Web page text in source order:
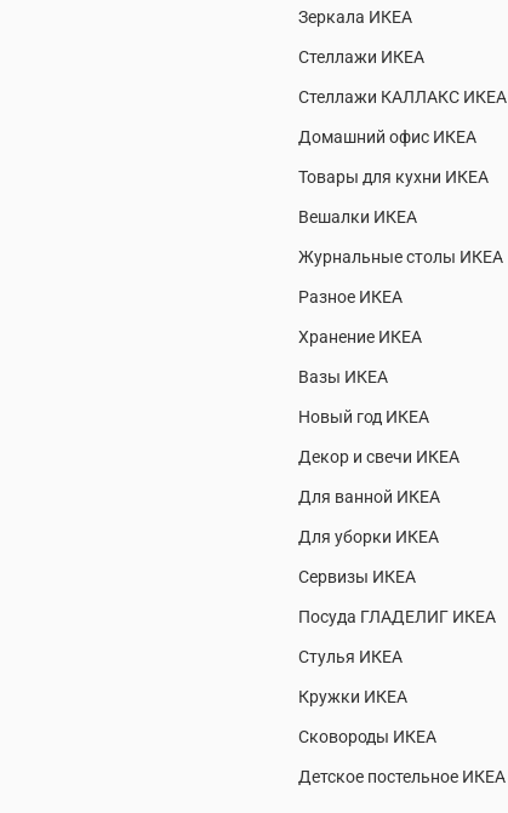
Зеркала ИКЕА
Стеллажи ИКЕА
Стеллажи КАЛЛАКС ИКЕА
Домашний офис ИКЕА
Товары для кухни ИКЕА
Вешалки ИКЕА
Журнальные столы ИКЕА
Разное ИКЕА
Хранение ИКЕА
Вазы ИКЕА
Новый год ИКЕА
Декор и свечи ИКЕА
Для ванной ИКЕА
Для уборки ИКЕА
Сервизы ИКЕА
Посуда ГЛАДЕЛИГ ИКЕА
Стулья ИКЕА
Кружки ИКЕА
Сковороды ИКЕА
Детское постельное ИКЕА